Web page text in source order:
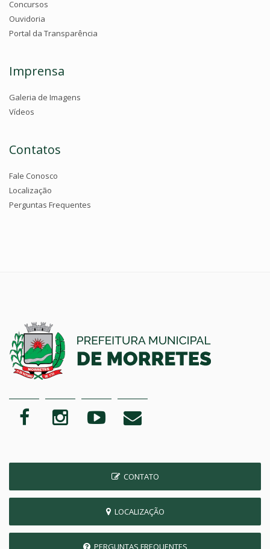
Concursos
Ouvidoria
Portal da Transparência
Imprensa
Galeria de Imagens
Vídeos
Contatos
Fale Conosco
Localização
Perguntas Frequentes
CONTATO
LOCALIZAÇÃO
PERGUNTAS FREQUENTES